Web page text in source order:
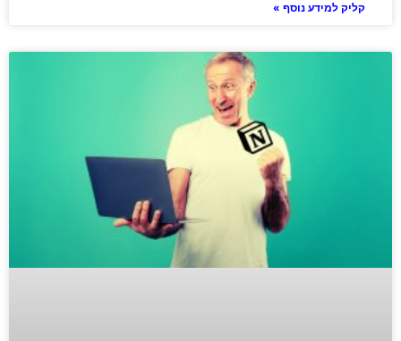
קליק למידע נוסף »